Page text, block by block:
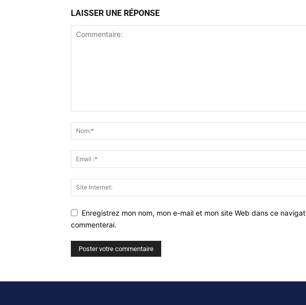
LAISSER UNE RÉPONSE
Enregistrez mon nom, mon e-mail et mon site Web dans ce
commenterai.